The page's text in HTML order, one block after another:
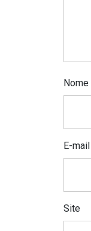
Nome
E-
Site